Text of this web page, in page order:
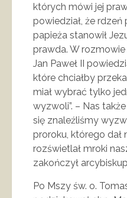
których mówi jej
powiedział, że rdzeń
papieża stanowił
prawda. W
Jan Paweł II
które chciałby
miał wybrać tylko
wyzwoli”. – Nas
się znaleźliśmy
proroku, którego dał
rozświetlał mroki
zakończył
Po Mszy św. o.